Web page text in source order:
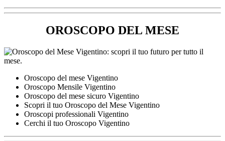
OROSCOPO DEL MESE
Oroscopo del mese Vigentino
Oroscopo Mensile Vigentino
Oroscopo del mese sicuro Vigentino
Scopri il tuo Oroscopo del Mese Vigentino
Oroscopi professionali Vigentino
Cerchi il tuo Oroscopo Vigentino